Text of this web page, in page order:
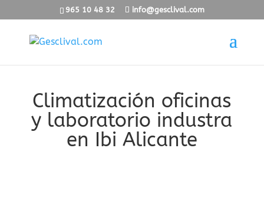
965 10 48 32 info@gesclival.com
Climatización oficinas
y laboratorio industra
en Ibi Alicante